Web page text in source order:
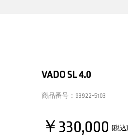
VADO SL 4.0
商品番号： 93922-5103
￥330,000 (税込)